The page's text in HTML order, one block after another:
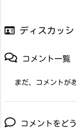
ディスカッシ
コメント一覧
まだ、コメントが
コメントをど